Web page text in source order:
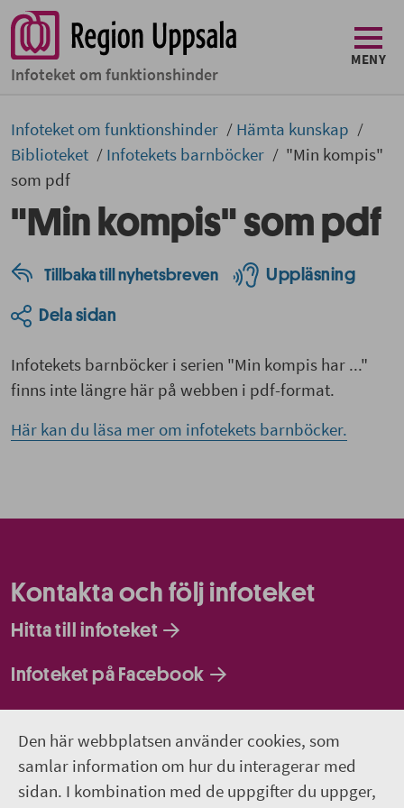
Den här webbplatsen använder cookies, som
samlar information om hur du interagerar med
sidan. I kombination med de uppgifter du uppger,
Infoteket om funktionshinder
MENY
Infoteket om funktionshinder
Hämta kunskap
Biblioteket
Infotekets barnböcker
"Min kompis"
som pdf
"Min kompis" som pdf
Tillbaka till nyhetsbreven Uppläsning
Dela sidan
Infotekets barnböcker i serien "Min kompis har ..."
finns inte längre här på webben i pdf-format.
Här kan du läsa mer om infotekets barnböcker.
Kontakta och följ infoteket
Hitta till infoteket
Infoteket på Facebook
Infoteket Play - vår egen filmkanal